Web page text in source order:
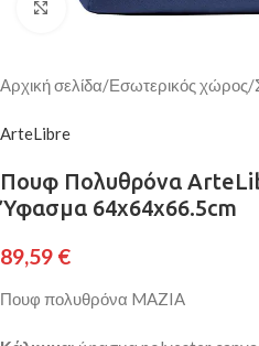
Κάντε κλικ για μεγέθυνση
Αρχική σελίδα/Εσωτερικός χώρος/
ArteLibre
Πουφ Πολυθρόνα
Ύφασμα 64x64x66.5cm
89,59 €
Πουφ πολυθρόνα MAZIA